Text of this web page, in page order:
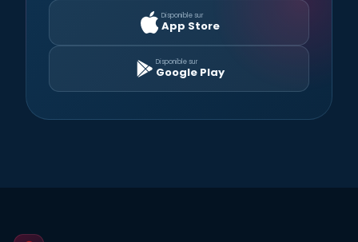
Disponible sur
App Store
Disponible sur
Google Play